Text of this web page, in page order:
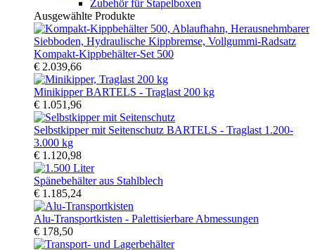
Zubehör für Stapelboxen
Ausgewählte Produkte
Kompakt-Kippbehälter-Set 500
€ 2.039,66
Minikipper BARTELS - Traglast 200 kg
€ 1.051,96
Selbstkipper mit Seitenschutz BARTELS - Traglast 1.200-
3.000 kg
€ 1.120,98
Spänebehälter aus Stahlblech
€ 1.185,24
Alu-Transportkisten - Palettisierbare Abmessungen
€ 178,50